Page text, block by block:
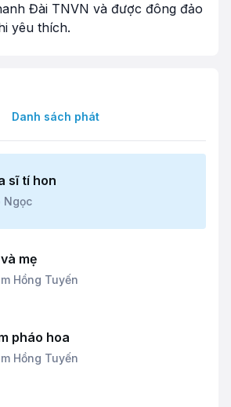
Đài TNVN và được đông đảo
yêu thích.
Danh sách phát
sĩ tí hon
Ngọc
mẹ
Hồng Tuyến
pháo hoa
Hồng Tuyến